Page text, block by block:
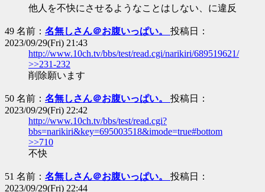
他人を不快にさせるようなことはしない、に違反
49 名前： 名無しさん＠お腹いっぱい。 投稿日：
2023/09/29(Fri) 21:43
http://www.10ch.tv/bbs/test/read.cgi/narikiri/689519621/
>>231-232
削除願います
50 名前： 名無しさん＠お腹いっぱい。 投稿日：
2023/09/29(Fri) 22:42
http://www.10ch.tv/bbs/test/read.cgi?
bbs=narikiri&key=695003518&imode=true#bottom
>>710
不快
51 名前： 名無しさん＠お腹いっぱい。 投稿日：
2023/09/29(Fri) 22:44